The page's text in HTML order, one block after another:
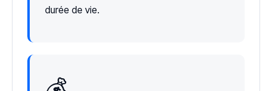
durée de vie.